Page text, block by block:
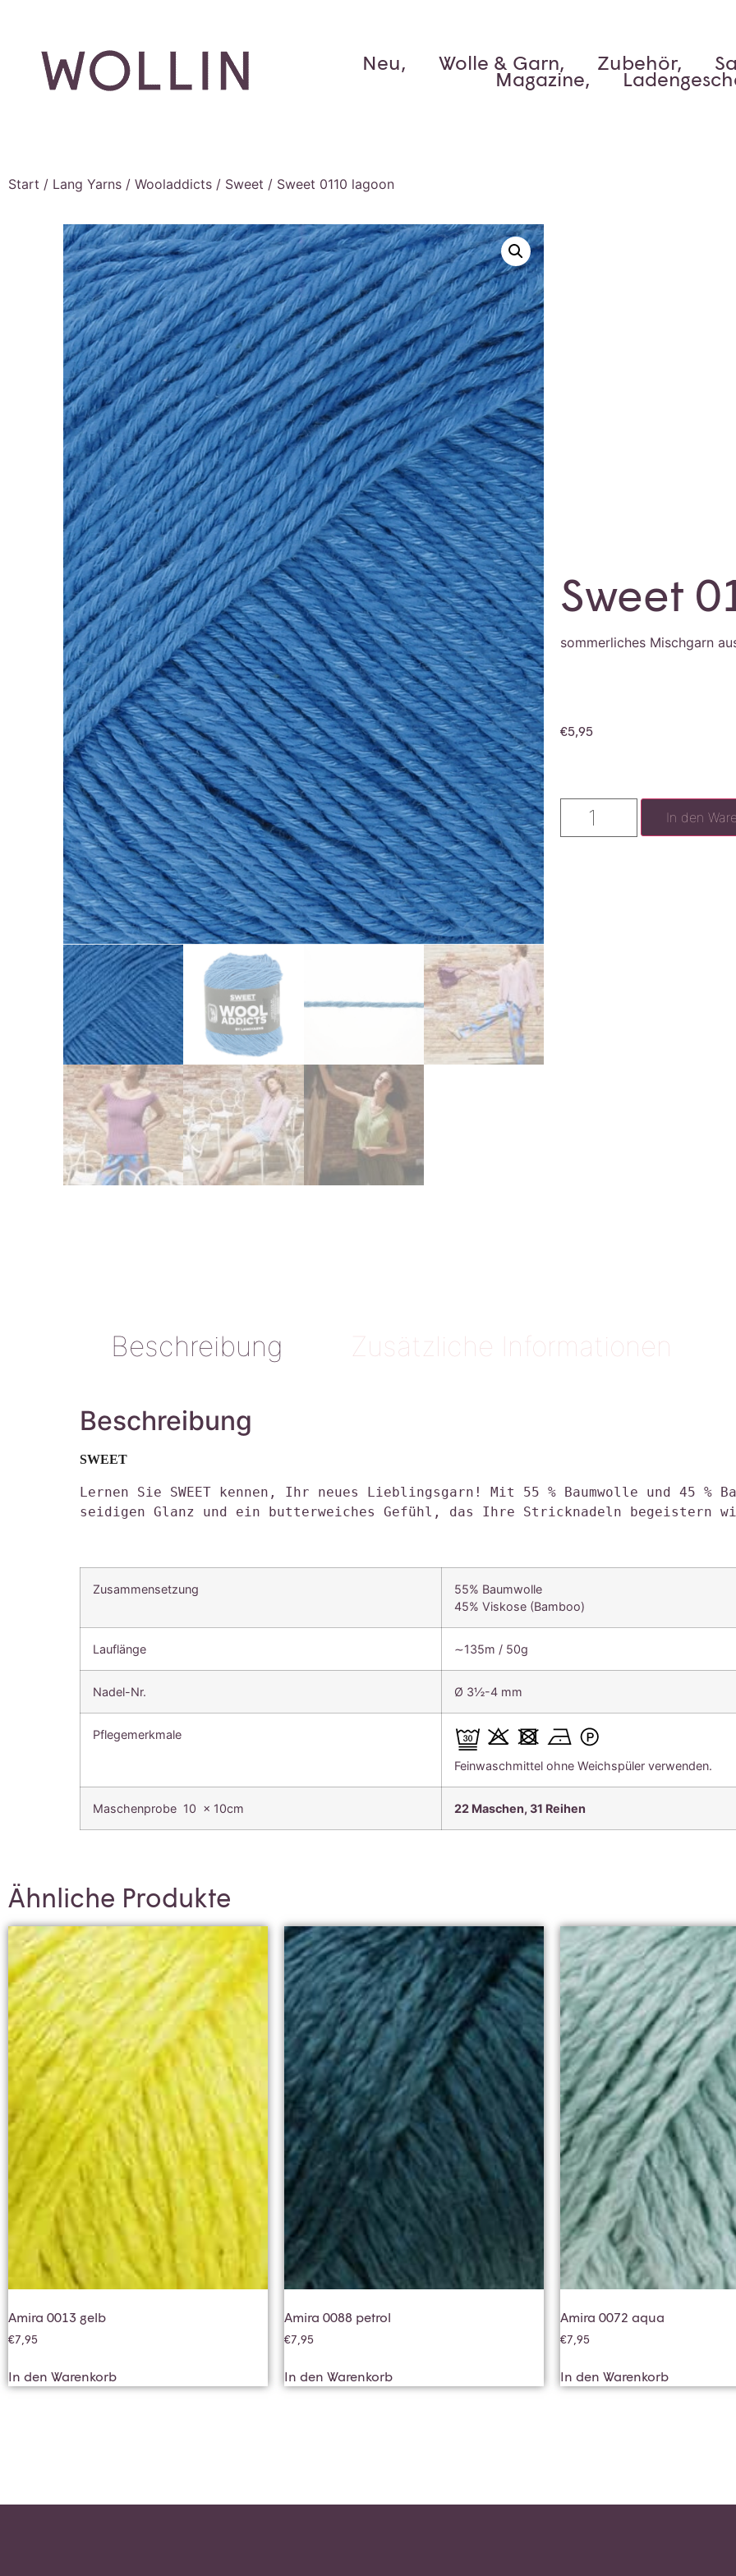
Neu, Wolle & Garn, Zubehör,
Magazine,
Start / Lang Yarns / Wooladdicts / Sweet / Sweet 0110 lagoon
Sweet
sommerliches Mischgarn
€5,95
In den
Beschreibung Zusätzliche Informationen
Beschreibung
SWEET
Lernen Sie SWEET kennen, Ihr neues Lieblingsgarn! Mit 55 % Baumwolle und 45 %
seidigen Glanz und ein butterweiches Gefühl, das Ihre Stricknadeln begeistern
Zusammensetzung
55% Baumwolle
45% Viskose (Bamboo)
Lauflänge ∼135m / 50g
Nadel-Nr. Ø 3½-4 mm
Pflegemerkmale
Feinwaschmittel ohne Weichspüler verwenden.
Maschenprobe 10 x 10cm 22 Maschen, 31 Reihen
Ähnliche Produkte
Amira 0013 gelb
€7,95
In den Warenkorb
Amira 0088 petrol
€7,95
In den Warenkorb
Amira 0072 aqua
€7,95
In den Warenkorb